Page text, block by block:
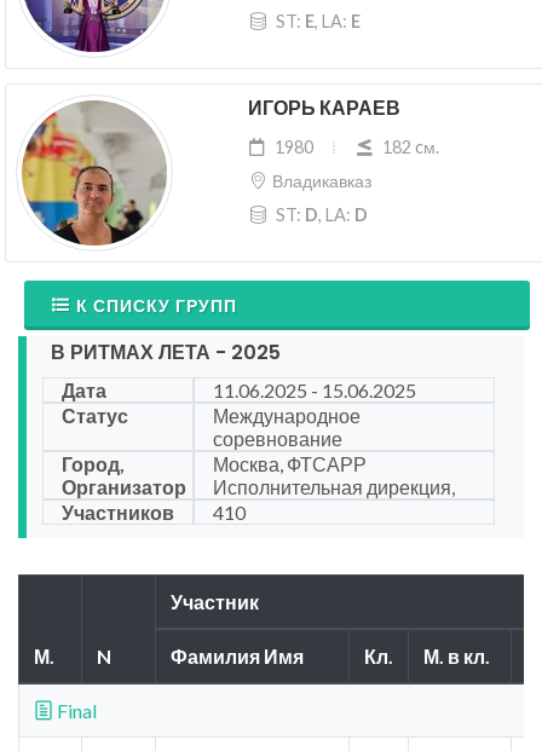
ST: E, LA: E
ИГОРЬ КАРАЕВ
1980
182 cм.
Владикавказ
ST: D, LA: D
К СПИСКУ ГРУПП
В РИТМАХ ЛЕТА - 2025
Дата
11.06.2025 - 15.06.2025
Статус
Международное
соревнование
Город,
Организатор
Москва, ФТСАРР
Исполнительная дирекция,
Участников
410
М. N
Участник
Фамилия Имя Кл. М. в кл.
Final